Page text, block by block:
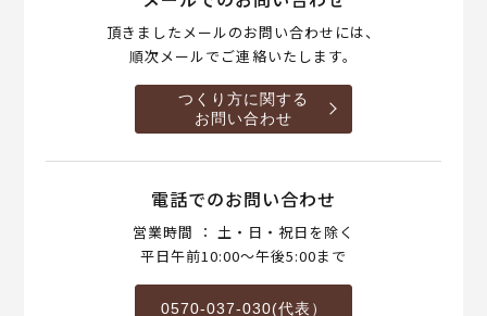
頂きましたメールのお問い合わせには、
順次メールでご連絡いたします。
つくり方に関する
お問い合わせ
電話でのお問い合わせ
営業時間 ： 土・日・祝日を除く
平日午前10:00～午後5:00まで
0570-037-030(代表）